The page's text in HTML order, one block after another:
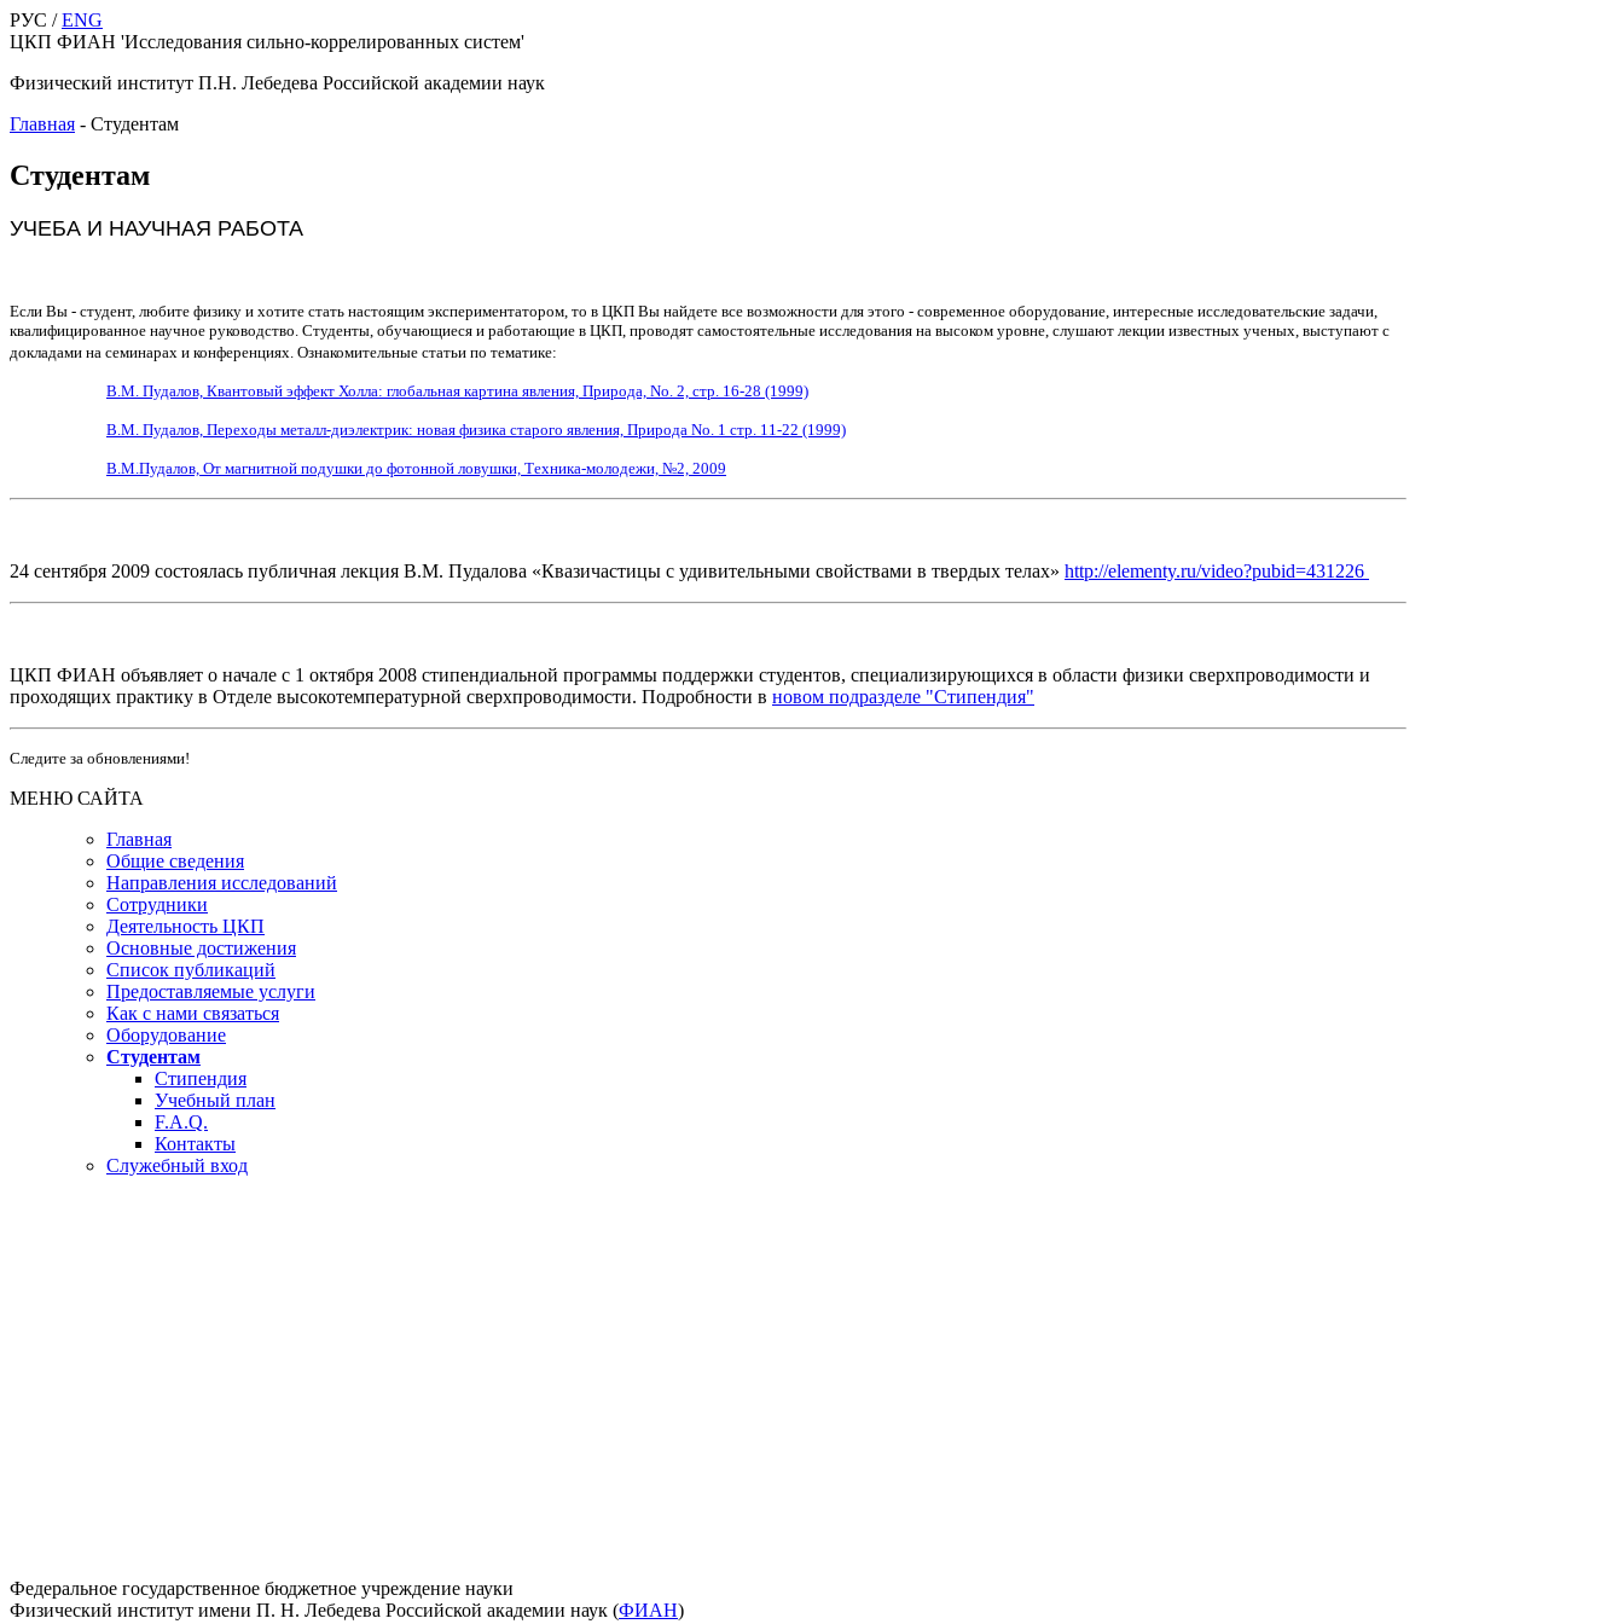
РУС /ENG
ЦКП ФИАН 'Исследования сильно-коррелированных систем'
Физический институт П.Н. Лебедева Российской академии наук
Главная - Студентам
Студентам
УЧЕБА И НАУЧНАЯ РАБОТА
Если Вы - студент, любите физику и хотите стать настоящим экспериментатором, то в ЦКП Вы найдете все возможности для этого - современное оборудование, интересные исследовательские задачи,
квалифицированное научное руководство. Студенты, обучающиеся и работающие в ЦКП, проводят самостоятельные исследования на высоком уровне, слушают лекции известных ученых, выступают с
докладами на семинарах и конференциях. Ознакомительные статьи по тематике:
В.М. Пудалов, Квантовый эффект Холла: глобальная картина явления, Природа, No. 2, стр. 16-28 (1999)
В.М. Пудалов, Переходы металл-диэлектрик: новая физика старого явления, Природа No. 1 стр. 11-22 (1999)
В.М.Пудалов, От магнитной подушки до фотонной ловушки, Техника-молодежи, №2, 2009
24 сентября 2009 состоялась публичная лекция В.М. Пудалова «Квазичастицы с удивительными свойствами в твердых телах» http://elementy.ru/video?pubid=431226
ЦКП ФИАН объявляет о начале с 1 октября 2008 стипендиальной программы поддержки студентов, специализирующихся в области физики сверхпроводимости и
проходящих практику в Отделе высокотемпературной сверхпроводимости. Подробности в новом подразделе "Стипендия"
Следите за обновлениями!
МЕНЮ САЙТА
Главная
Общие сведения
Направления исследований
Сотрудники
Деятельность ЦКП
Основные достижения
Список публикаций
Предоставляемые услуги
Как с нами связаться
Оборудование
Студентам
Стипендия
Учебный план
F.A.Q.
Контакты
Служебный вход
Федеральное государственное бюджетное учреждение науки
Физический институт имени П. Н. Лебедева Российской академии наук (ФИАН)